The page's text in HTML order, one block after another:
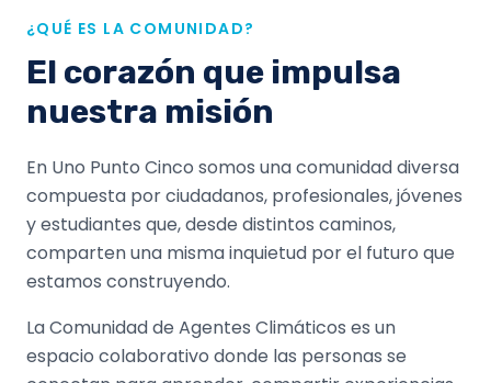
¿QUÉ ES LA COMUNIDAD?
El corazón que impulsa
nuestra misión
En Uno Punto Cinco somos una comunidad diversa
compuesta por ciudadanos, profesionales, jóvenes
y estudiantes que, desde distintos caminos,
comparten una misma inquietud por el futuro que
estamos construyendo.
La Comunidad de Agentes Climáticos es un
espacio colaborativo donde las personas se